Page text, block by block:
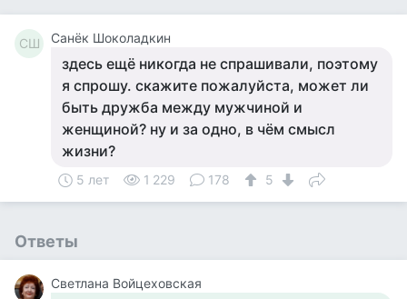
СШ Санёк Шоколадкин
здесь ещё никогда не спрашивали, поэтому
я спрошу. скажите пожалуйста, может ли
быть дружба между мужчиной и
женщиной? ну и за одно, в чём смысл
жизни?
5 лет 1 229 178 5
Ответы
Светлана Войцеховская